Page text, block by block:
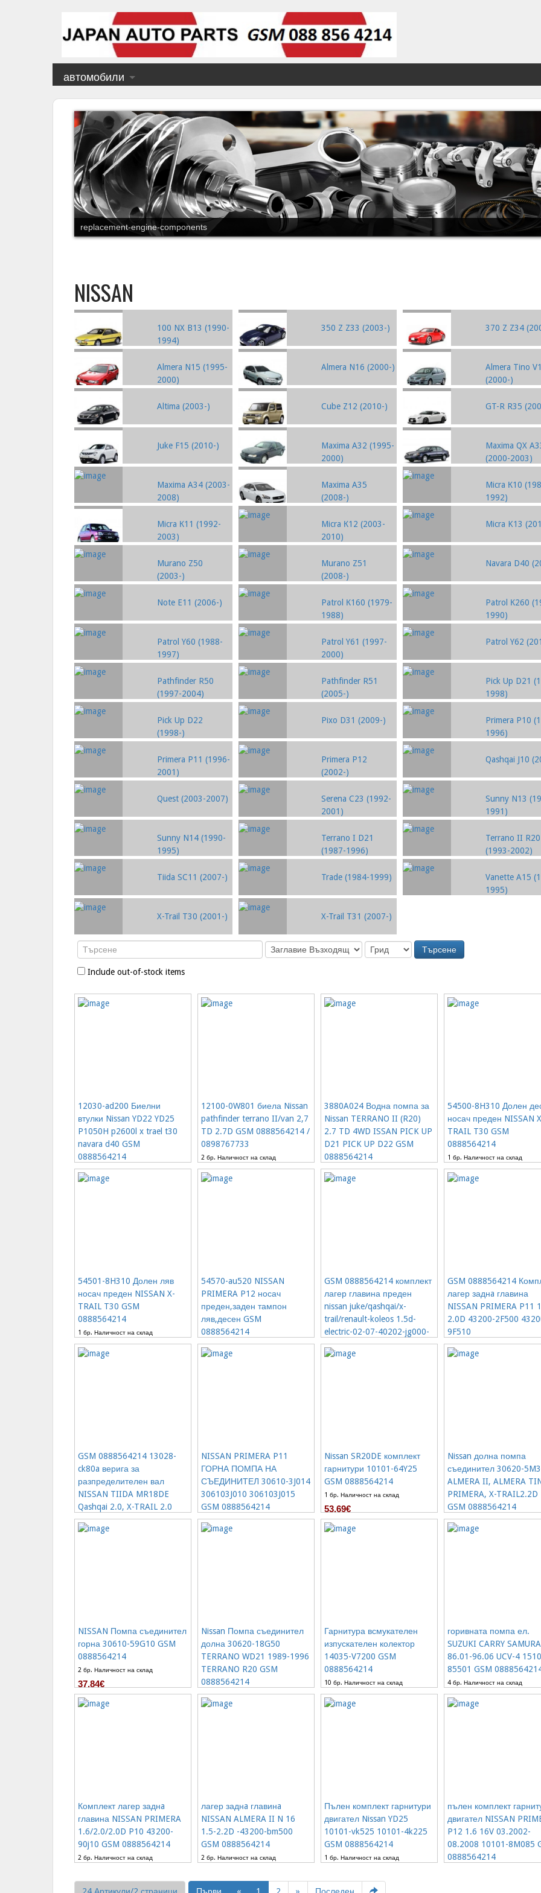
автомобили
replacement-engine-components
NISSAN
100 NX B13 (1990-
1994)
350 Z Z33 (2003-) 370 Z Z34
Almera N15 (1995-
2000)
Almera N16 (2000-)
Almera Tino
(2000-)
Altima (2003-) Cube Z12 (2010-) GT-R R35
Juke F15 (2010-)
Maxima A32 (1995-
2000)
Maxima QX
(2000-2003)
Maxima A34 (2003-
2008)
Maxima A35
(2008-)
Micra К10
1992)
Micra К11 (1992-
2003)
Micra К12 (2003-
2010)
Micra K13
Murano Z50
(2003-)
Murano Z51
(2008-)
Navara D40
Note E11 (2006-)
Patrol К160 (1979-
1988)
Patrol К260
1990)
Patrol Y60 (1988-
1997)
Patrol Y61 (1997-
2000)
Patrol Y62
Pathfinder R50
(1997-2004)
Pathfinder R51
(2005-)
Pick Up D21
1998)
Pick Up D22
(1998-)
Pixo D31 (2009-)
Primera P10
1996)
Primera P11 (1996-
2001)
Primera P12
(2002-)
Qashqai J10
Quest (2003-2007)
Serena C23 (1992-
2001)
Sunny N13
1991)
Sunny N14 (1990-
1995)
Terrano I D21
(1987-1996)
Terrano II R20
(1993-2002)
Tiida SC11 (2007-) Trade (1984-1999)
Vanette A15
1995)
X-Trail T30 (2001-) X-Trail T31 (2007-)
Търсене
Include out-of-stock items
12030-ad200 Биелни
втулки Nissan YD22 YD25
P1050H p2600l x trael t30
navara d40 GSM
0888564214
2 бр. Наличност на склад
23.01€
12100-0W801 биела Nissan
pathfinder terrano II/van 2,7
TD 2.7D GSM 0888564214 /
0898767733
2 бр. Наличност на склад
71.58€
3880A024 Водна помпа за
Nissan TERRANO II (R20)
2.7 TD 4WD ISSAN PICK UP
D21 PICK UP D22 GSM
0888564214
1 бр. Наличност на склад
84.36€
54500-8H310 Долен
носач преден NISSAN
TRAIL T30 GSM
0888564214
1 бр. Наличност на склад
143.16€
54501-8H310 Долен ляв
носач преден NISSAN X-
TRAIL T30 GSM
0888564214
1 бр. Наличност на склад
143.16€ 12% от
54570-au520 NISSAN
PRIMERA P12 носач
преден,заден тампон
ляв,десен GSM
0888564214
2 бр. Наличност на склад
38.35€
GSM 0888564214 комплект
лагер главина преден
nissan juke/qashqai/x-
trail/renault-koleos 1.5d-
electric-02-07-40202-jg000-
200 / 0898767733
2 бр. Наличност на склад
GSM 0888564214
лагер заднa главина
NISSAN PRIMERA P11
2.0D 43200-2F500
9F510
2 бр. Наличност на склад
66.47€
GSM 0888564214 13028-
ck80a верига за
разпределителен вал
NISSAN TIIDA MR18DE
Qashqai 2.0, X-TRAIL 2.0
2007 г. -MR20DE
1 бр. Наличност на склад
NISSAN PRIMERA P11
ГОРНА ПОМПА НА
СЪЕДИНИТЕЛ 30610-3J014
306103J010 306103J015
GSM 0888564214
1 бр. Наличност на склад
81.81€
Nissan SR20DE комплект
гарнитури 10101-64Y25
GSM 0888564214
1 бр. Наличност на склад
53.69€
Nissan долна помпа
съединител 30620-
ALMERA II, ALMERA
PRIMERA, X-TRAIL2.2D
GSM 0888564214
1 бр. Наличност на склад
51.13€
NISSAN Помпа съединител
горна 30610-59G10 GSM
0888564214
2 бр. Наличност на склад
37.84€
Nissan Помпа съединител
долна 30620-18G50
TERRANO WD21 1989-1996
TERRANO R20 GSM
0888564214
3 бр. Наличност на склад
28.12€
Гарнитура всмукателен
изпускателен колектор
14035-V7200 GSM
0888564214
10 бр. Наличност на склад
7.67€
горивната помпа ел.
SUZUKI CARRY
86.01-96.06 UCV-4
85501 GSM
4 бр. Наличност на склад
33.23€
Комплект лагер заднa
главина NISSAN PRIMERA
1.6/2.0/2.0D P10 43200-
90j10 GSM 0888564214
2 бр. Наличност на склад
лагер заднa главинa
NISSAN ALMERA II N 16
1.5-2.2D -43200-bm500
GSM 0888564214
2 бр. Наличност на склад
Пълен комплект гарнитури
двигател Nissan YD25
10101-vk525 10101-4k225
GSM 0888564214
1 бр. Наличност на склад
пълен комплект
двигател NISSAN
P12 1.6 16V 03.2002-
08.2008 10101-8M085
0888564214
24 Артикули/2 страници Първи « 1 2 » Последен